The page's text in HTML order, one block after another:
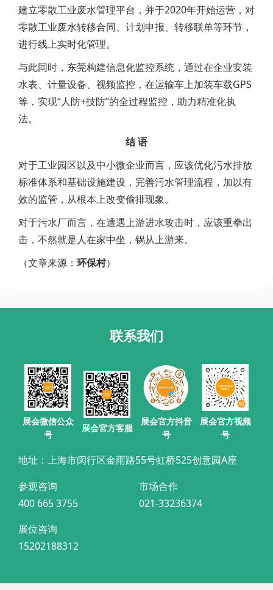
建立零散工业废水管理平台，并于2020年开始运营，对
零散工业废水转移合同、计划申报、转移联单等环节，
进行线上实时化管理。
与此同时，东莞构建信息化监控系统，通过在企业安装
水表、计量设备、视频监控，在运输车上加装车载GPS
等，实现“人防+技防”的全过程监控，助力精准化执
法。
结 语
对于工业园区以及中小微企业而言，应该优化污水排放
标准体系和基础设施建设，完善污水管理流程，加以有
效的监管，从根本上改变偷排现象。
对于污水厂而言，在遭遇上游进水攻击时，应该重拳出
击，不然就是人在家中坐，锅从上游来。
（文章来源： 环保村）
联系我们
展会微信公众
号
展会官方客服
展会官方抖音
号
展会官方视频
号
地址：上海市闵行区金雨路55号虹桥525创意园A座
参观咨询
400 665 3755
市场合作
021-33236374
展位咨询
15202188312